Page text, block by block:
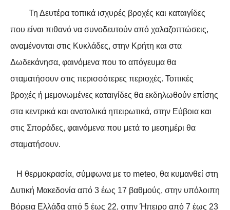
Τη Δευτέρα τοπικά ισχυρές βροχές και καταιγίδες
που είναι πιθανό να συνοδευτούν από χαλαζοπτώσεις,
αναμένονται στις Κυκλάδες, στην Κρήτη και στα
Δωδεκάνησα, φαινόμενα που το απόγευμα θα
σταματήσουν στις περισσότερες περιοχές. Τοπικές
βροχές ή μεμονωμένες καταιγίδες θα εκδηλωθούν επίσης
στα κεντρικά και ανατολικά ηπειρωτικά, στην Εύβοια και
στις Σποράδες, φαινόμενα που μετά το μεσημέρι θα
σταματήσουν.
Η θερμοκρασία, σύμφωνα με το meteo, θα κυμανθεί στη
Δυτική Μακεδονία από 3 έως 17 βαθμούς, στην υπόλοιπη
Βόρεια Ελλάδα από 5 έως 22, στην Ήπειρο από 7 έως 23